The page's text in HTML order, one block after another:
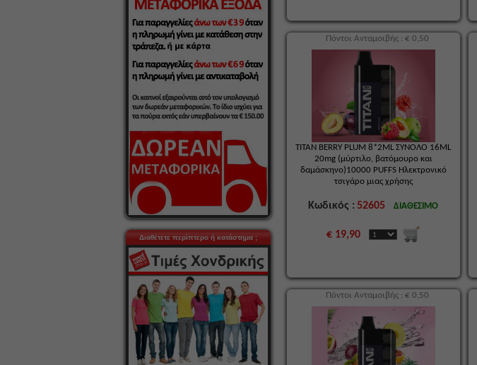
Διαθέτετε περίπτερο ή κατάστημα ;
TITAN BERRY PLUM 8*2ML ΣΥΝΟΛΟ 16ML
20mg (μύρτιλο, βατόμουρο και
δαμάσκηνο)10000 PUFFS Ηλεκτρονικό
τσιγάρο μιας χρήσης
Κωδικός : 52605 ΔΙΑΘΕΣΙΜΟ
€ 19,90
Πόντοι Ανταμοιβής : € 0,50
Πόντοι Ανταμοιβής : € 0,50